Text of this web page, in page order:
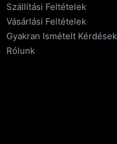
Szállítási Feltételek
Vásárlási Feltételek
Gyakran Ismételt Kérdések
Rólunk